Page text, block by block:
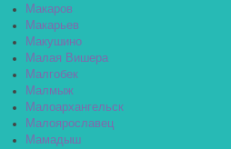
Макаров
Макарьев
Макушино
Малая Вишера
Малгобек
Малмыж
Малоархангельск
Малоярославец
Мамадыш